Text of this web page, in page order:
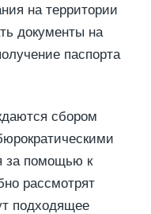
на территории
документы на
паспорта
сбором
за помощью к
рассмотрят
подходящее